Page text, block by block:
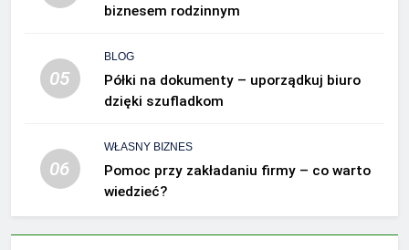
biznesem rodzinnym
05
BLOG
Półki na dokumenty – uporządkuj biuro
dzięki szufladkom
06
WŁASNY BIZNES
Pomoc przy zakładaniu firmy – co warto
wiedzieć?